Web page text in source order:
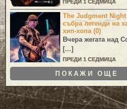
ПРЕДИ 1 СЕДМИЦА
The Judgment
събра легенди на
хип-хопа (0)
Вчера жегата над
[…]
ПРЕДИ 1 СЕДМИЦА
ПОКАЖИ ОЩЕ